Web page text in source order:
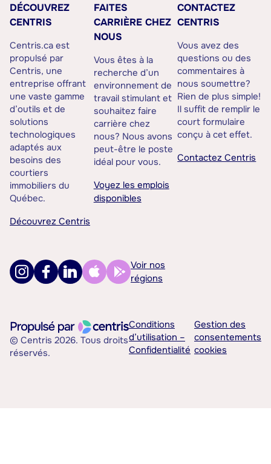
DÉCOUVREZ
CENTRIS
Centris.ca est
propulsé par
Centris, une
entreprise offrant
une vaste gamme
d’outils et de
solutions
technologiques
adaptés aux
besoins des
courtiers
immobiliers du
Québec.
Découvrez Centris
FAITES
CARRIÈRE CHEZ
NOUS
Vous êtes à la
recherche d’un
environnement de
travail stimulant et
souhaitez faire
carrière chez
nous? Nous avons
peut-être le poste
idéal pour vous.
Voyez les emplois
disponibles
CONTACTEZ
CENTRIS
Vous avez des
questions ou des
commentaires à
nous soumettre?
Rien de plus simple!
Il suffit de remplir le
court formulaire
conçu à cet effet.
Contactez Centris
Voir nos
régions
© Centris 2026. Tous droits
réservés.
Conditions
d’utilisation –
Confidentialité
Gestion des
consentements
cookies